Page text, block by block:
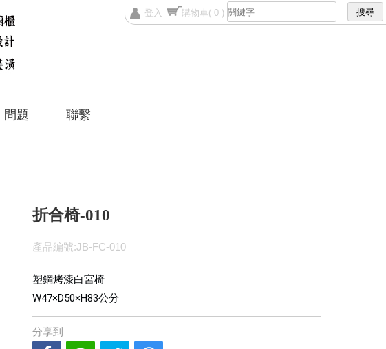
登入 購物車( 0 )
問題 聯繫
折合椅-010
產品編號:JB-FC-010
塑鋼烤漆白宮椅
W47×D50×H83公分
分享到